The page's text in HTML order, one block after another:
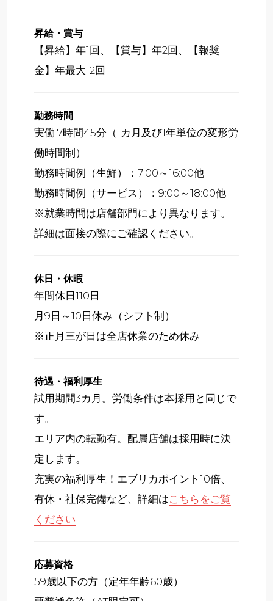
昇給・賞与
【昇給】年1回、【賞与】年2回、【報奨
金】年最大12回
勤務時間
実働 7時間45分（1カ月及び1年単位の変形労
働時間制）
勤務時間例（生鮮）：7:00～16:00他
勤務時間例（サービス）：9:00～18:00他
※就業時間は店舗部門により異なります。
詳細は面接の際にご確認ください。
休日・休暇
年間休日110日
月9日～10日休み（シフト制）
※正月三が日は全店休業のため休み
待遇・福利厚生
試用期間3カ月。労働条件は本採用と同じで
す。
エリア内の転勤有。配属店舗は採用時に決
定します。
充実の福利厚生！エブリカポイント10倍、
有休・社保完備など、詳細はこちらをご覧
ください
応募資格
59歳以下の方（定年年齢60歳）